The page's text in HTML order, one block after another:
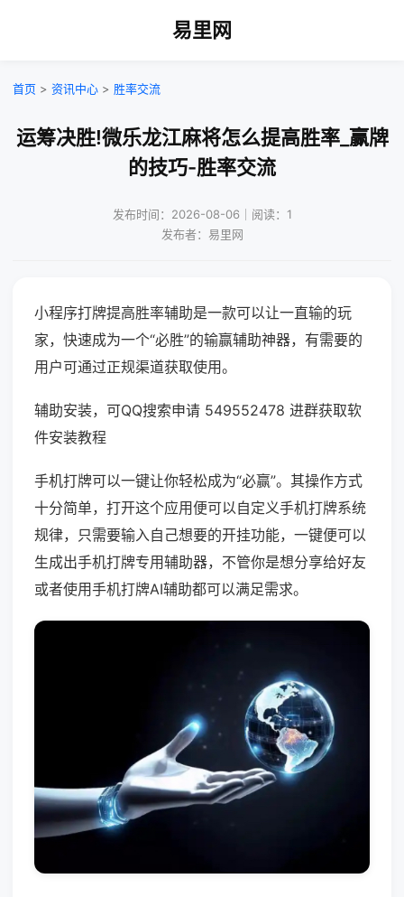
易里网
首页 > 资讯中心 > 胜率交流
运筹决胜!微乐龙江麻将怎么提高胜率_赢牌
的技巧-胜率交流
发布时间：2026-08-06｜阅读：1
发布者：易里网
小程序打牌提高胜率辅助是一款可以让一直输的玩
家，快速成为一个“必胜”的输赢辅助神器，有需要的
用户可通过正规渠道获取使用。
辅助安装，可QQ搜索申请 549552478 进群获取软
件安装教程
手机打牌可以一键让你轻松成为“必赢”。其操作方式
十分简单，打开这个应用便可以自定义手机打牌系统
规律，只需要输入自己想要的开挂功能，一键便可以
生成出手机打牌专用辅助器，不管你是想分享给好友
或者使用手机打牌AI辅助都可以满足需求。